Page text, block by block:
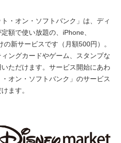
・オン・ソフトバンク」は、ディ
額で使い放題の、iPhone、
新サービスです（月額500円）。
ングカードやゲーム、スタンプな
ただけます。サービス開始にあわ
オン・ソフトバンク」のサービス
ます。